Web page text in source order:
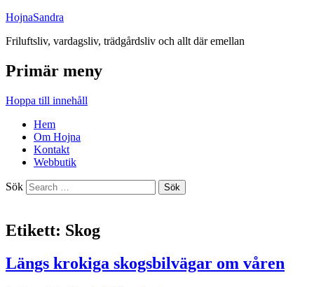
HojnaSandra
Friluftsliv, vardagsliv, trädgårdsliv och allt där emellan
Primär meny
Hoppa till innehåll
Hem
Om Hojna
Kontakt
Webbutik
Sök
Etikett: Skog
Längs krokiga skogsbilvägar om våren